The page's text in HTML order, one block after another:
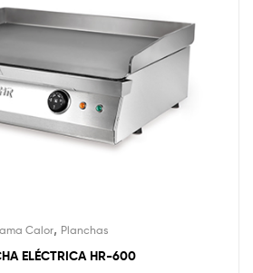
Calor, Planchas
ELÉCTRICA HR-600